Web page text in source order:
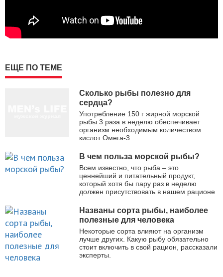
ЕЩЕ ПО ТЕМЕ
Сколько рыбы полезно для
сердца?
Употребление 150 г жирной морской
рыбы 3 раза в неделю обеспечивает
организм необходимым количеством
кислот Омега-3
В чем польза морской рыбы?
Всем известно, что рыба – это
ценнейший и питательный продукт,
который хотя бы пару раз в неделю
должен присутствовать в нашем рационе
Названы сорта рыбы, наиболее
полезные для человека
Некоторые сорта влияют на организм
лучше других. Какую рыбу обязательно
стоит включить в свой рацион, рассказали
эксперты.